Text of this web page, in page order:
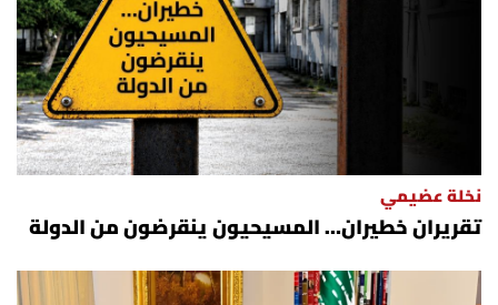
الصحافة الإسرائيلية
ثقافة وفنون
فصل من كتاب
اقرأ تضحك
نخلة عضيمي
تقريران خطيران… المسيحيون ينقرضون من الدولة